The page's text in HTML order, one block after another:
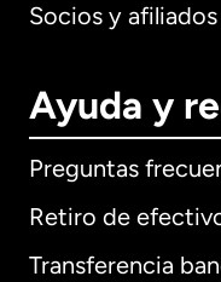
Socios y afiliados
Ayuda y
Preguntas
Retiro de
Transferencia